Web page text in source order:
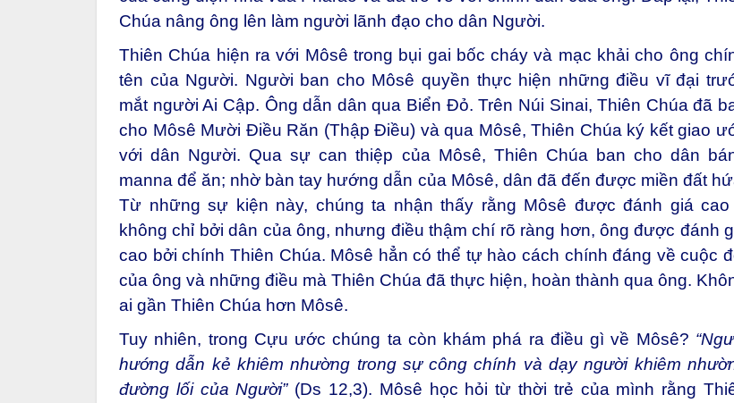
Chúa nâng ông lên làm người lãnh đạo cho dân Người.
Thiên Chúa hiện ra với Môsê trong bụi gai bốc cháy và mạc khải cho ông
tên của Người. Người ban cho Môsê quyền thực hiện những điều vĩ đại
mắt người Ai Cập. Ông dẫn dân qua Biển Đỏ. Trên Núi Sinai, Thiên Chúa đã
cho Môsê Mười Điều Răn (Thập Điều) và qua Môsê, Thiên Chúa ký kết giao
với dân Người. Qua sự can thiệp của Môsê, Thiên Chúa ban cho dân
manna để ăn; nhờ bàn tay hướng dẫn của Môsê, dân đã đến được miền đất
Từ những sự kiện này, chúng ta nhận thấy rằng Môsê được đánh giá
không chỉ bởi dân của ông, nhưng điều thậm chí rõ ràng hơn, ông được đánh
cao bởi chính Thiên Chúa. Môsê hẳn có thể tự hào cách chính đáng về cuộc
của ông và những điều mà Thiên Chúa đã thực hiện, hoàn thành qua ông.
ai gần Thiên Chúa hơn Môsê.
Tuy nhiên, trong Cựu ước chúng ta còn khám phá ra điều gì về Môsê?
hướng dẫn kẻ khiêm nhường trong sự công chính và dạy người khiêm
đường lối của Người”(Ds 12,3). Môsê học hỏi từ thời trẻ của mình rằng